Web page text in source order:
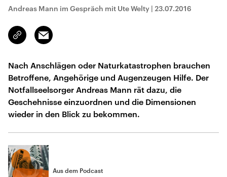
Andreas Mann im Gespräch mit Ute Welty | 23.07.2016
Link
kopieren/teilen
Email
Nach Anschlägen oder Naturkatastrophen brauchen
Betroffene, Angehörige und Augenzeugen Hilfe. Der
Notfallseelsorger Andreas Mann rät dazu, die
Geschehnisse einzuordnen und die Dimensionen
wieder in den Blick zu bekommen.
Aus dem Podcast